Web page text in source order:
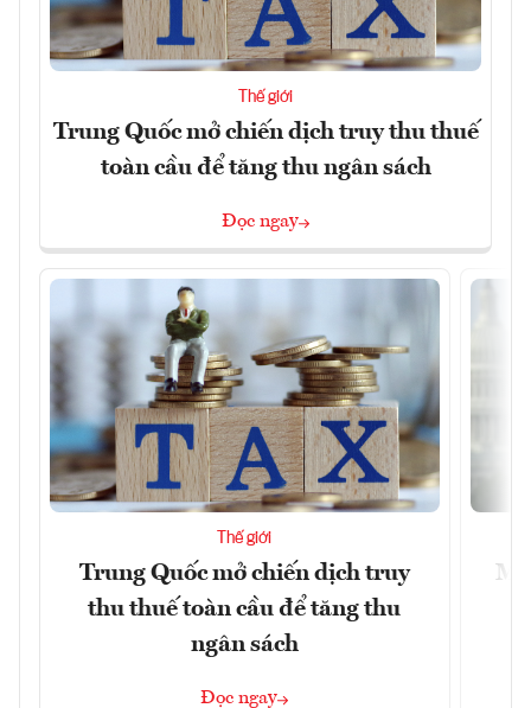
Thế giới
Trung Quốc mở chiến dịch truy thu thuế
toàn cầu để tăng thu ngân sách
Đọc ngay
Thế giới
Trung Quốc mở chiến dịch truy
thu thuế toàn cầu để tăng thu
ngân sách
Đọc ngay